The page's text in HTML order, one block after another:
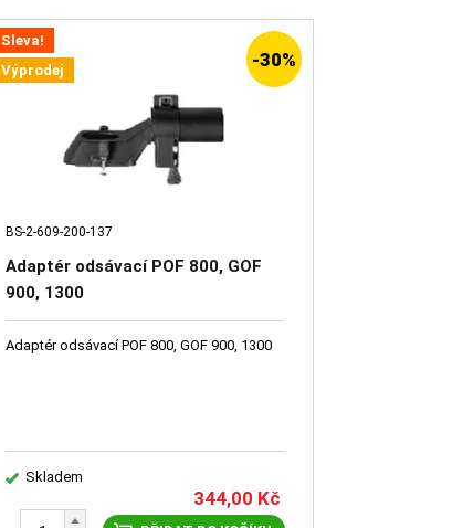
Sleva!
Výprodej
-30%
BS-2-609-200-137
Adaptér odsávací POF 800, GOF
900, 1300
Adaptér odsávací POF 800, GOF 900, 1300
Skladem
344,00 Kč